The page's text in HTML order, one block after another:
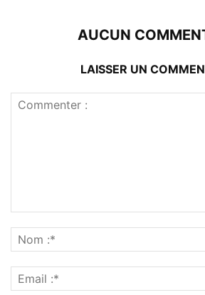
AUCUN
LAISSER UN